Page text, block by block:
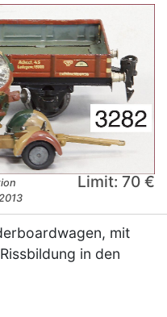
Limit: 70 €
mit
in den